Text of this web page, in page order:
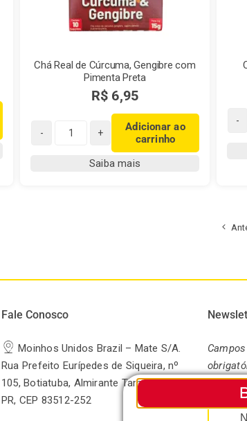
Chá Real de Cúrcuma, Gengibre com
Pimenta Preta
R$ 6,95
Chá
Real
quantidade
Adicionar ao
carrinho
Saiba mais
Fale Conosco
Moinhos Unidos Brazil – Mate S/A.
Rua Prefeito Eurípedes de Siqueira, nº
105, Botiatuba, Almirante Tamandaré-
PR, CEP 83512-252
* Seu